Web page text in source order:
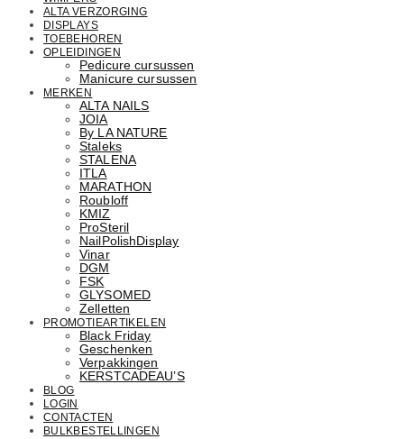
ALTA VERZORGING
DISPLAYS
TOEBEHOREN
OPLEIDINGEN
Pedicure cursussen
Manicure cursussen
MERKEN
ALTA NAILS
JOIA
By LA NATURE
Staleks
STALENA
ITLA
MARATHON
Roubloff
KMIZ
ProSteril
NailPolishDisplay
Vinar
DGM
FSK
GLYSOMED
Zelletten
PROMOTIEARTIKELEN
Black Friday
Geschenken
Verpakkingen
KERSTCADEAU’S
BLOG
LOGIN
CONTACTEN
BULKBESTELLINGEN